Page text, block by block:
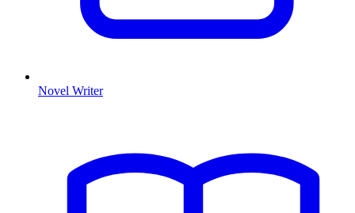
Novel Writer